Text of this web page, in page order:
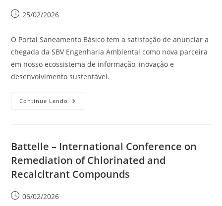
25/02/2026
O Portal Saneamento Básico tem a satisfação de anunciar a
chegada da SBV Engenharia Ambiental como nova parceira
em nosso ecossistema de informação, inovação e
desenvolvimento sustentável.
Continue Lendo
Battelle – International Conference on
Remediation of Chlorinated and
Recalcitrant Compounds
06/02/2026